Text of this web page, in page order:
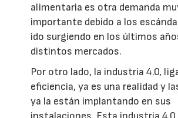
alimentaria es otra demanda
importante debido a los
ido surgiendo en los últimos
distintos mercados.
Por otro lado, la industria 4.0,
eficiencia, ya es una realidad y
ya la están implantando en sus